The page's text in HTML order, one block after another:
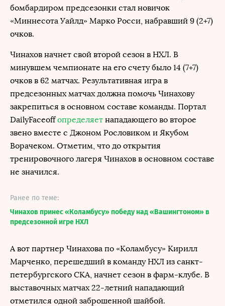
бомбардиром предсезонки стал новичок
«Миннесота Уайлд» Марко Росси, набравший 9 (2+7)
очков.
Чинахов начнет свой второй сезон в НХЛ. В
минувшем чемпионате на его счету было 14 (7+7)
очков в 62 матчах. Результативная игра в
предсезонных матчах должна помочь Чинахову
закрепиться в основном составе команды. Портал
DailyFaceoffопределяет нападающего во второе
звено вместе с Джоном Рословиком и Якубом
Ворачеком. Отметим, что до открытия
тренировочного лагеря Чинахов в основном составе
не значился.
Ранее по теме:
Чинахов принес «Коламбусу» победу над «Вашингтоном» в
предсезонной игре НХЛ
А вот партнер Чинахова по «Коламбусу» Кирилл
Марченко, перешедший в команду НХЛ из санкт-
петербургского СКА, начнет сезон в фарм-клубе. В
выставочных матчах 22-летний нападающий
отметился одной заброшенной шайбой.